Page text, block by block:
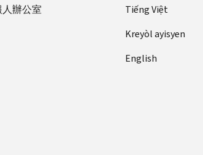
辦公室
Tiếng Việt
Kreyòl ayisyen
English